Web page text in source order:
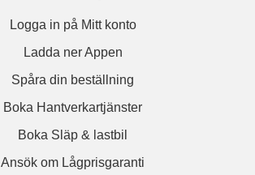
Logga in på Mitt konto
Ladda ner Appen
Spåra din beställning
Boka Hantverkartjänster
Boka Släp & lastbil
Ansök om Lågprisgaranti